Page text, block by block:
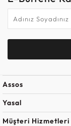
Assos
Yasal
Müşteri Hizmetleri